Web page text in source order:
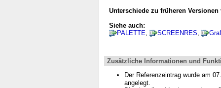
Unterschiede zu früheren Versionen
Siehe auch:
PALETTE
SCREENRES
Zusätzliche Informationen und
Der Referenzeintrag wurde am
angelegt.